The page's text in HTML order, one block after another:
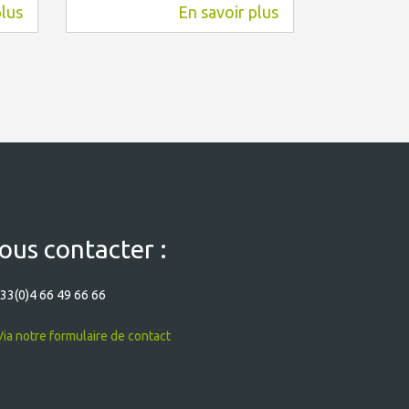
En savoir plus
contacter :
66 49 66 66
notre formulaire de contact